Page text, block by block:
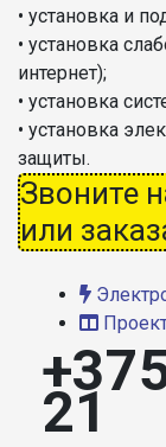
• установка и
• установка
интернет);
• установка
• установка
защиты.
Звоните
или
21